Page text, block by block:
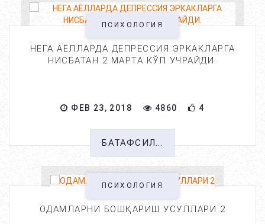
ПСИХОЛОГИЯ
НЕГА АЁЛЛАРДА ДЕПРЕССИЯ ЭРКАКЛАРГА
НИСБАТАН 2 МАРТА КЎП УЧРАЙДИ.
ФЕВ 23, 2018 4860 4
БАТАФСИЛ...
ПСИХОЛОГИЯ
ОДАМЛАРНИ БОШҚАРИШ УСУЛЛАРИ 2